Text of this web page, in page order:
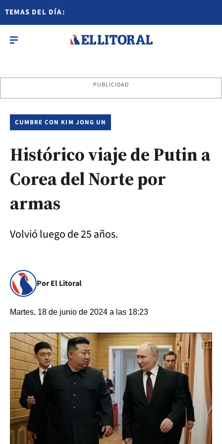
TEMAS DEL DÍA:
PUBLICIDAD
CUMBRE CON KIM JONG UN
Histórico viaje de Putin a
Corea del Norte por
armas
Volvió luego de 25 años.
Por El Litoral
Martes, 18 de junio de 2024 a las 18:23